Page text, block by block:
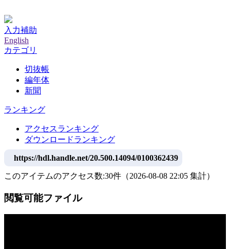
入力補助
English
カテゴリ
切抜帳
編年体
新聞
ランキング
アクセスランキング
ダウンロードランキング
https://hdl.handle.net/20.500.14094/0100362439
このアイテムのアクセス数:30件 （2026-08-08 22:05 集計）
閲覧可能ファイル